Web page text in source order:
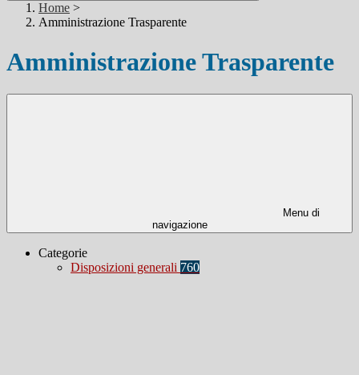
Home >
Amministrazione Trasparente
Amministrazione Trasparente
Menu di
navigazione
Categorie
Disposizioni generali 760